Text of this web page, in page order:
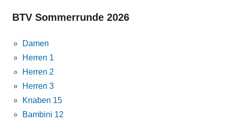
BTV Sommerrunde 2026
Damen
Herren 1
Herren 2
Herren 3
Knaben 15
Bambini 12